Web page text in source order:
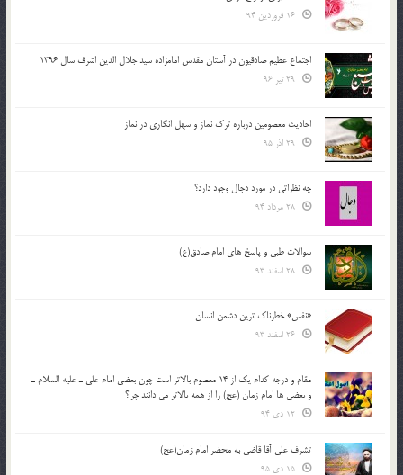
اجتماع عظیم صادقیون در آستان مقدس امامزاده سید جلال الدین اشرف سال 1396
احادیث معصومین درباره ترک نماز و سهل انگاری در نماز
چه نظراتی در مورد دجال وجود دارد؟
سوالات طبی و پاسخ های امام صادق(ع)
«نفس» خطرناک ترین دشمن انسان
مقام و درجه كدام يك از 14 معصوم بالاتر است چون بعضي امام علي ـ عليه السلام ـ
و بعضي ها امام زمان (عج) را از همه بالاتر مي دانند چرا؟
تشرف علي آقا قاضي به محضر امام زمان(عج)